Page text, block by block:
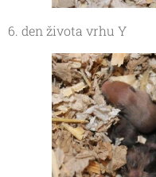
6. den života vrhu Y